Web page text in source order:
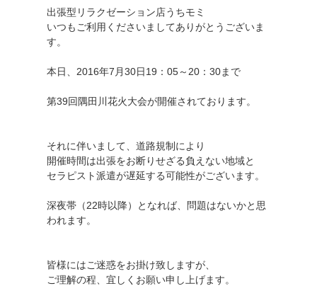
出張型リラクゼーション店うちモミ
いつもご利用くださいましてありがとうございま
す。
本日、2016年7月30日19：05～20：30まで
第39回隅田川花火大会が開催されております。
それに伴いまして、道路規制により
開催時間は出張をお断りせざる負えない地域と
セラピスト派遣が遅延する可能性がございます。
深夜帯（22時以降）となれば、問題はないかと思
われます。
皆様にはご迷惑をお掛け致しますが、
ご理解の程、宜しくお願い申し上げます。